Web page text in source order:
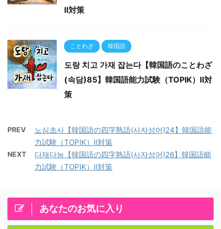
Ⅱ対策
ことわざ 韓国語
도랑 치고 가재 잡는다【韓国語のことわざ
(속담)85】韓国語能力試験（TOPIK）Ⅱ対
策
PREV
노심초사【韓国語の四字熟語(사자성어)24】韓国語能
力試験（TOPIK）Ⅱ対策
NEXT
다재다능【韓国語の四字熟語(사자성어)26】韓国語能
力試験（TOPIK）Ⅱ対策
あなたのお気に入り